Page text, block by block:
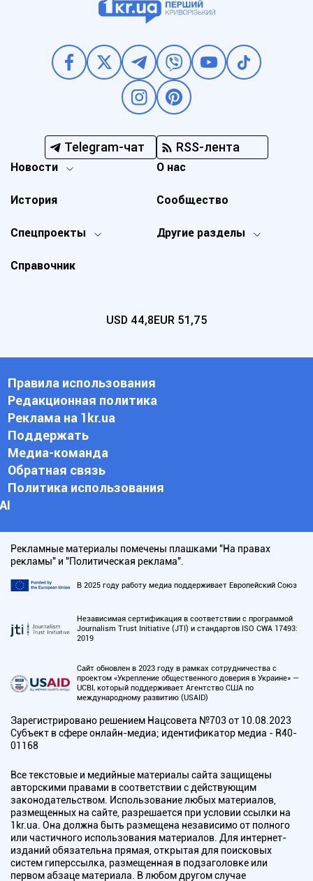
Telegram-чат RSS-лента
Новости
Спецпроекты Другие разделы
История
О нас
Справочник
Сообщество
USD 44,8EUR 51,75
Правила использования
Редакционная политика
Реклама на 1kr.ua
Поддержать
Медиа-команда
Обратная связь
Политика использования
АI
Рекламные материалы помечены плашками "На правах
рекламы" и "Политическая реклама".
В 2025 году работу медиа поддерживает Европейский Союз
Независимая сертификация в соответствии с программой
Journalism Trust Initiative (JTI) и стандартов ISO CWA 17493:
2019
Сайт обновлен в 2023 году в рамках сотрудничества с
проектом «Укрепление общественного доверия в Украине» —
UCBI, который поддерживает Агентство США по
международному развитию (USAID)
Зарегистрировано решением Нацсовета №703 от 10.08.2023
Субъект в сфере онлайн-медиа; идентификатор медиа - R40-
01168
Все текстовые и медийные материалы сайта защищены
авторскими правами в соответствии с действующим
законодательством. Использование любых материалов,
размещенных на сайте, разрешается при условии ссылки на
1kr.ua. Она должна быть размещена независимо от полного
или частичного использования материалов. Для интернет-
изданий обязательна прямая, открытая для поисковых
систем гиперссылка, размещенная в подзаголовке или
первом абзаце материала. В любом другом случае